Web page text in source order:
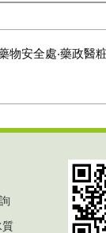
物安全處‧藥政醫
質